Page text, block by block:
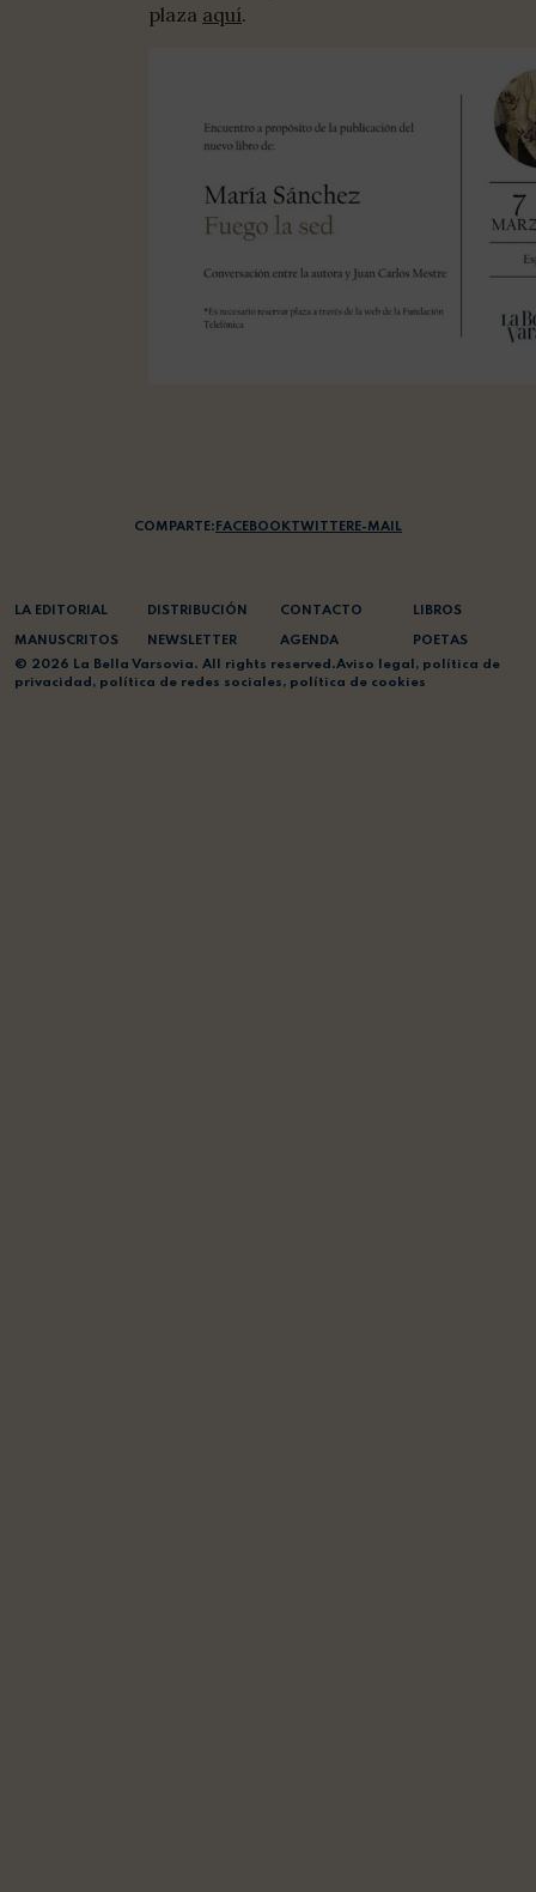
plaza aquí.
COMPARTE: FACEBOOK TWITTERE-MAIL
LA EDITORIAL
MANUSCRITOS
DISTRIBUCIÓN
NEWSLETTER
CONTACTO
AGENDA
LIBROS
POETAS
© 2026 La Bella Varsovia. All rights reserved.Aviso legal , política de
privacidad , política de redes sociales, política de cookies